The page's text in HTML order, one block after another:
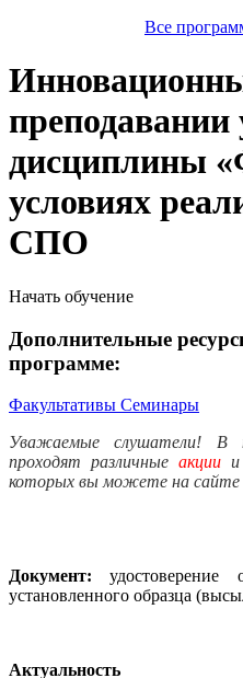
Все
преподавании
дисциплины
условиях
СПО
Начать обучение
Дополнительные
программе:
Факультативы Семинары
Уважаемые слушатели! В
проходят различныеакции
которых вы можете на сайте
Документ: удостоверение
установленного образца
Актуальность